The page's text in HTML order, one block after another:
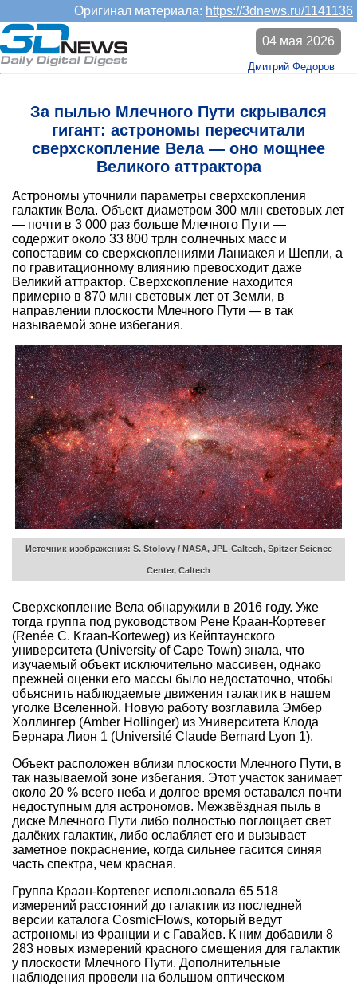
Оригинал материала: https://3dnews.ru/1141136
За пылью Млечного Пути скрывался
гигант: астрономы пересчитали
сверхскопление Вела — оно мощнее
Великого аттрактора
04 мая 2026
Дмитрий Федоров
Астрономы уточнили параметры сверхскопления
галактик Вела. Объект диаметром 300 млн световых лет
— почти в 3 000 раз больше Млечного Пути —
содержит около 33 800 трлн солнечных масс и
сопоставим со сверхскоплениями Ланиакея и Шепли, а
по гравитационному влиянию превосходит даже
Великий аттрактор. Сверхскопление находится
примерно в 870 млн световых лет от Земли, в
направлении плоскости Млечного Пути — в так
называемой зоне избегания.
Источник изображения: S. Stolovy / NASA, JPL-Caltech, Spitzer Science
Center, Caltech
Сверхскопление Вела обнаружили в 2016 году. Уже
тогда группа под руководством Рене Краан-Кортевег
(Renée C. Kraan-Korteweg) из Кейптаунского
университета (University of Cape Town) знала, что
изучаемый объект исключительно массивен, однако
прежней оценки его массы было недостаточно, чтобы
объяснить наблюдаемые движения галактик в нашем
уголке Вселенной. Новую работу возглавила Эмбер
Холлингер (Amber Hollinger) из Университета Клода
Бернара Лион 1 (Université Claude Bernard Lyon 1).
Объект расположен вблизи плоскости Млечного Пути, в
так называемой зоне избегания. Этот участок занимает
около 20 % всего неба и долгое время оставался почти
недоступным для астрономов. Межзвёздная пыль в
диске Млечного Пути либо полностью поглощает свет
далёких галактик, либо ослабляет его и вызывает
заметное покраснение, когда сильнее гасится синяя
часть спектра, чем красная.
Группа Краан-Кортевег использовала 65 518
измерений расстояний до галактик из последней
версии каталога CosmicFlows, который ведут
астрономы из Франции и с Гавайев. К ним добавили 8
283 новых измерений красного смещения для галактик
у плоскости Млечного Пути. Дополнительные
наблюдения провели на большом оптическом